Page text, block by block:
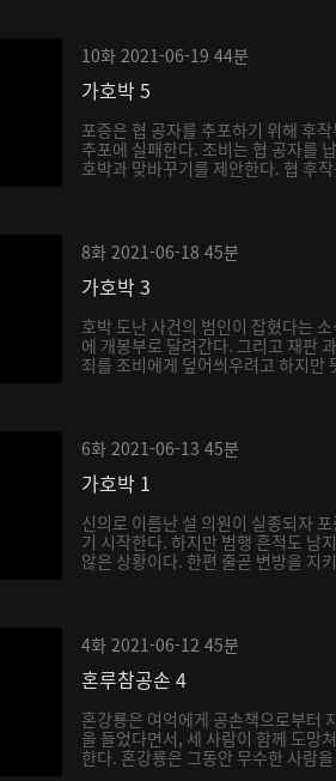
10화 2021-06-19 44분
가호박 5
포증은 협 공자를 추포하기 위해 후
추포에 실패한다. 조비는 협 공자를
호박과 맞바꾸기를 제안한다. 협 후
8화 2021-06-18 45분
가호박 3
호박 도난 사건의 범인이 잡혔다는
에 개봉부로 달려간다. 그리고 재판
죄를 조비에게 덮어씌우려고 하지만
6화 2021-06-13 45분
가호박 1
신의로 이름난 설 의원이 실종되자
기 시작한다. 하지만 범행 흔적도 남
않은 상황이다. 한편 줄곧 변방을 지
4화 2021-06-12 45분
혼루참공손 4
혼강룡은 여억에게 공손책으로부터
을 들었다면서, 세 사람이 함께 도망
한다. 혼강룡은 그동안 무수한 사람